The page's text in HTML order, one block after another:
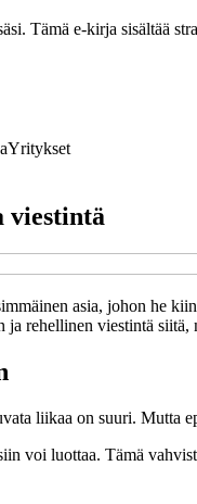
Tämä e-kirja sisältää
Yritykset
viestintä
asia, johon he
rehellinen viestintä
liikaa on suuri. Mutta
voi luottaa. Tämä